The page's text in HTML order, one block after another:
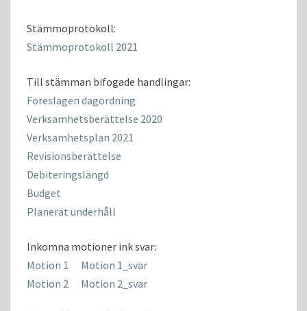
Stämmoprotokoll:
Stämmoprotokoll 2021
Till stämman bifogade handlingar:
Föreslagen dagordning
Verksamhetsberättelse 2020
Verksamhetsplan 2021
Revisionsberättelse
Debiteringslängd
Budget
Planerat underhåll
Inkomna motioner ink svar:
Motion 1
Motion 1_svar
Motion 2
Motion 2_svar